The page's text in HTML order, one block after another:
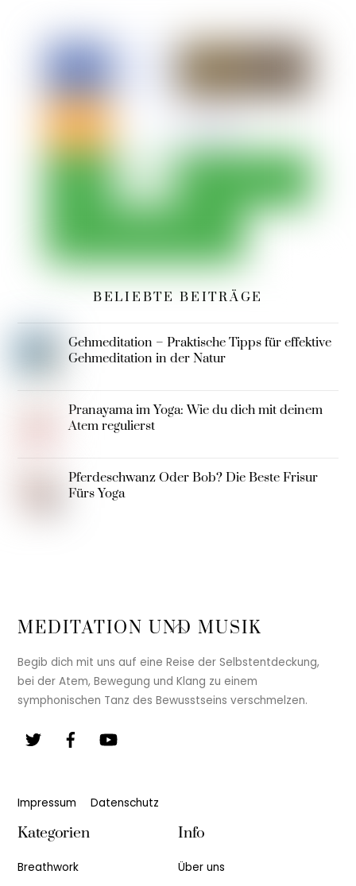
BELIEBTE BEITRÄGE
Gehmeditation – Praktische Tipps für effektive
Gehmeditation in der Natur
Pranayama im Yoga: Wie du dich mit deinem
Atem regulierst
Pferdeschwanz Oder Bob? Die Beste Frisur
Fürs Yoga
Back
Top
MEDITATION UND MUSIK
Begib dich mit uns auf eine Reise der Selbstentdeckung,
bei der Atem, Bewegung und Klang zu einem
symphonischen Tanz des Bewusstseins verschmelzen.
Impressum Datenschutz
Kategorien
Breathwork
Info
Über uns